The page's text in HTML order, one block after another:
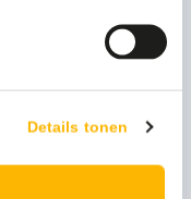
Details tonen